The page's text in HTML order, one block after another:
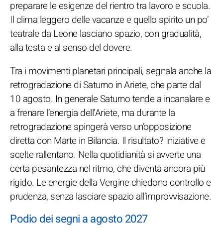
preparare le esigenze del rientro tra lavoro e scuola.
Il clima leggero delle vacanze e quello spirito un po’
teatrale da Leone lasciano spazio, con gradualità,
alla testa e al senso del dovere.
Tra i movimenti planetari principali, segnala anche la
retrogradazione di Saturno in Ariete, che parte dal
10 agosto. In generale Saturno tende a incanalare e
a frenare l’energia dell’Ariete, ma durante la
retrogradazione spingerà verso un’opposizione
diretta con Marte in Bilancia. Il risultato? Iniziative e
scelte rallentano. Nella quotidianità si avverte una
certa pesantezza nel ritmo, che diventa ancora più
rigido. Le energie della Vergine chiedono controllo e
prudenza, senza lasciare spazio all’improvvisazione.
Podio dei segni a agosto 2027